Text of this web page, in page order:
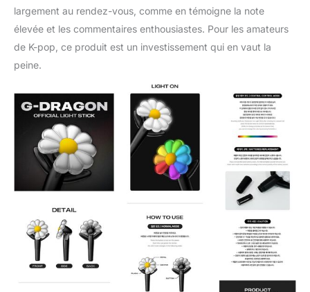
largement au rendez-vous, comme en témoigne la note
élevée et les commentaires enthousiastes. Pour les amateurs
de K-pop, ce produit est un investissement qui en vaut la
peine.